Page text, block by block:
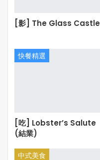
[影] The Glass Castle
快餐精選
[吃] Lobster’s Salute
(結業)
中式美食